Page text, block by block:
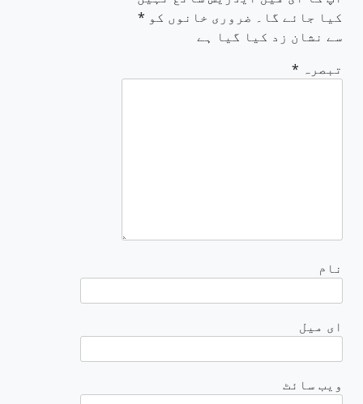
کیا جائے گا۔ ضروری خانوں کو *
سے نشان زد کیا گیا ہے
تبصرہ *
نام
ای میل
ویب‌ سائٹ